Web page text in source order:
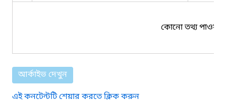
কোনো তথ্য পাওয়া
আর্কাইভ দেখুন
এই কনটেন্টটি শেয়ার করতে ক্লিক করুন